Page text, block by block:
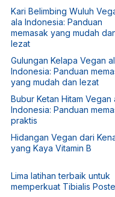
Kari Belimbing Wuluh
ala Indonesia: Panduan
memasak yang mudah
lezat
Gulungan Kelapa Vegan
Indonesia: Panduan
yang mudah dan lezat
Bubur Ketan Hitam Vegan
Indonesia: Panduan
praktis
Hidangan Vegan dari
yang Kaya Vitamin B
Lima latihan terbaik untuk
memperkuat Tibialis